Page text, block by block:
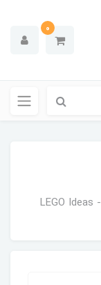
0
لگو سری ایده مدل دوربین پولاروید ۲۱۳۴۵ - LEGO Ideas